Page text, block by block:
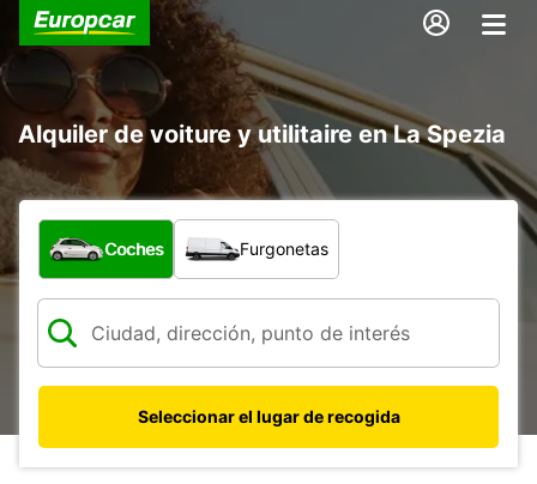
Alquiler de voiture y utilitaire en La Spezia
¿Qué tipo de vehículo?
Coches Furgonetas
Seleccionar el lugar de recogida